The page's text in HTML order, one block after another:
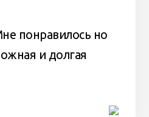
понравилось но
и долгая